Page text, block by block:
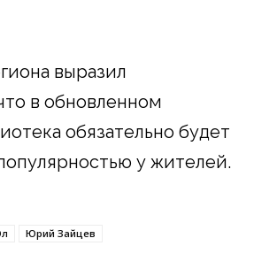
выразил
в обновленном
обязательно будет
у жителей.
Юрий Зайцев